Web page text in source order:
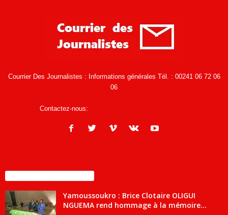
Courrier Des Journalistes : Informations générales Tél. : 00241 06 72 06
06
Contactez-nous:
Yamoussoukro : Brice Clotaire OLIGUI
NGUEMA rend hommage à la mémoire...